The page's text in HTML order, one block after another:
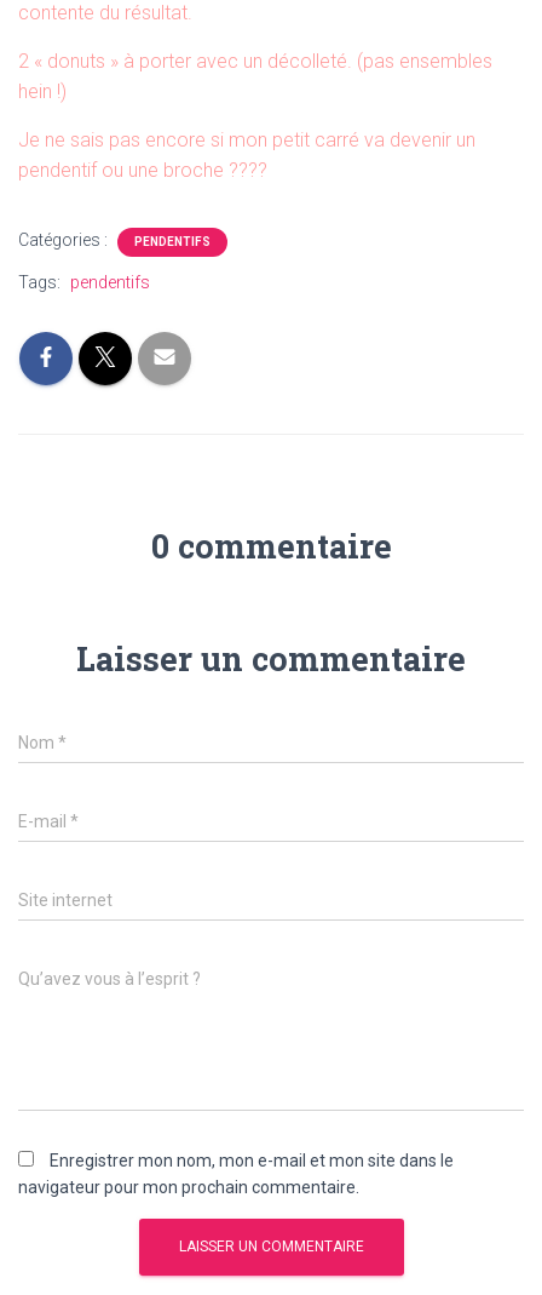
contente du résultat.
2 « donuts » à porter avec un décolleté. (pas ensembles
hein !)
Je ne sais pas encore si mon petit carré va devenir un
pendentif ou une broche ????
Catégories : PENDENTIFS
Tags: pendentifs
0 commentaire
Laisser un commentaire
Nom *
E-mail *
Site internet
Qu’avez vous à l’esprit ?
Enregistrer mon nom, mon e-mail et mon site dans le
navigateur pour mon prochain commentaire.